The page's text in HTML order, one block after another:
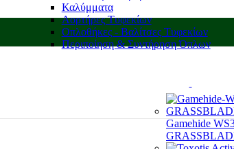
Καλύμματα
Αορτήρες Τυφεκίων
Οπλοθήκες - Βαλίτσες Τυφεκίων
Περιποίηση & Συντήρηση Όπλων
Gamehide